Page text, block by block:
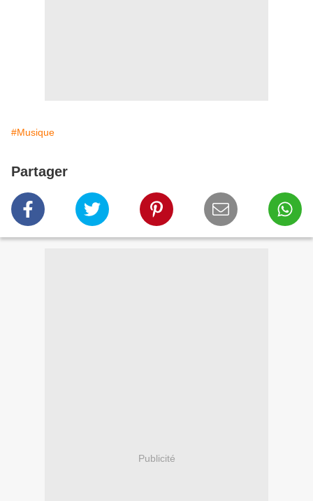
#Musique
Partager
Publicité